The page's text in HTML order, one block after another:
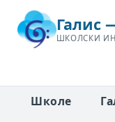
Галис
ШКОЛСКИ
Школе